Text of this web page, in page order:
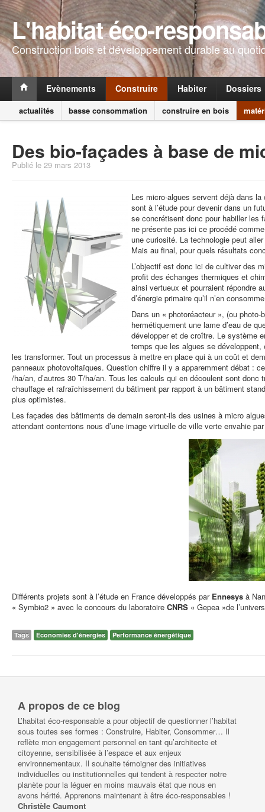
L'habitat éco-
Construction bois et développement durable au
Evènements Construire Habiter Dossiers
actualités basse consommation construire en bois
Des bio-façades à base de
Publié le 29 mars 2013
Les micro-algues servent déjà dans
sont à l’étude pour devenir dans un
se concrétisent donc pour habiller les
ne présente pas ici ce procédé
une curiosité. La technologie peut
Mais au final, pour quels résultats
L’objectif est donc ici de cultiver des
profit des échanges thermiques et
ainsi vertueux et pourraient répondre
d’énergie primaire qu’il n’en
Dans un « photoréacteur », (ou
hermétiquement une lame d’eau de
développer et de croître. Le système
temps que les algues se
les transformer. Tout un processus à mettre en place qui à un coût et
panneaux photovoltaïques. Question chiffre il y a apparemment débat :
/ha/an, d’autres 30 T/ha/an. Tous les calculs qui en découlent sont
chauffage et rafraîchissement du bâtiment par rapport à un bâtiment
plus optimistes.
Les façades des bâtiments de demain seront-ils des usines à micro
attendant contentons nous d’une image virtuelle de ville verte envahie
Différents projets sont à l’étude en France développés par Ennesys à
« Symbio2 » avec le concours du laboratoire CNRS « Gepea »de
Tags Economies d'énergies Performance énergétique
A propos de ce blog
L’habitat éco-responsable a pour objectif de questionner l’habitat
sous toutes ses formes : Construire, Habiter, Consommer… Il
reflète mon engagement personnel en tant qu’architecte et
citoyenne, sensibilisée à l’espace et aux enjeux
environnementaux. Il souhaite témoigner des initiatives
individuelles ou institutionnelles qui tendent à respecter notre
planète pour la léguer en moins mauvais état que nous en
avons hérité. Apprenons maintenant à être éco-responsables !
Christèle Caumont